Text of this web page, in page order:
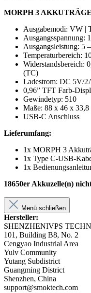
MORPH 3
Ausgabemodi: VW |
Ausgangsspannung:
Ausgangsleistung: 5
Temperaturbereich:
Widerstandsbereich:
(TC)
Ladestrom: DC 5V/
0,96” TFT Farb-
Gewindetyp: 510
Maße: 88 x 46 x 33,8
USB-C Anschluss
Lieferumfang:
1x MORPH 3
1x Type C-USB-
1x
18650er Akkuzelle(n)
Menü schließen
Hersteller:
SHENZHENIVPS
101, Building B8, No. 2
Cengyao Industrial Area
Yulv Community
Yutang Subdistrict
Guangming District
Shenzhen, China
support@smoktech.com